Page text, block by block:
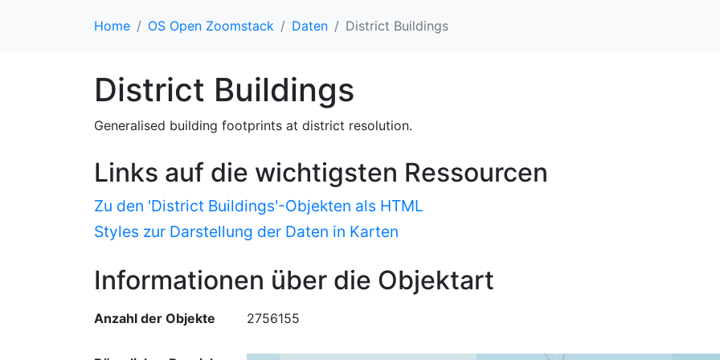
Home OS Open Zoomstack Daten District Buildings
District Buildings
Generalised building footprints at district resolution.
Links auf die wichtigsten Ressourcen
Zu den 'District Buildings'-Objekten als HTML
Styles zur Darstellung der Daten in Karten
Informationen über die Objektart
Anzahl der Objekte 2756155